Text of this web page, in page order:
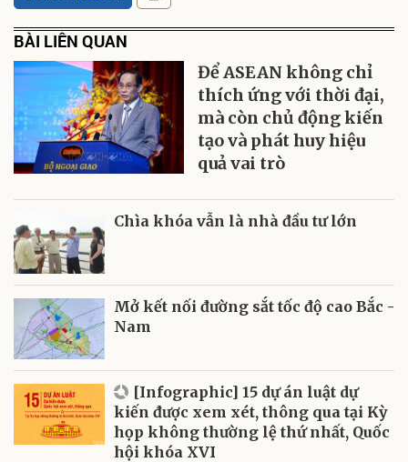
BÀI LIÊN QUAN
Để ASEAN không chỉ
thích ứng với thời đại,
mà còn chủ động kiến
tạo và phát huy hiệu
quả vai trò
Chìa khóa vẫn là nhà đầu tư lớn
Mở kết nối đường sắt tốc độ cao Bắc -
Nam
[Infographic] 15 dự án luật dự
kiến được xem xét, thông qua tại Kỳ
họp không thường lệ thứ nhất, Quốc
hội khóa XVI